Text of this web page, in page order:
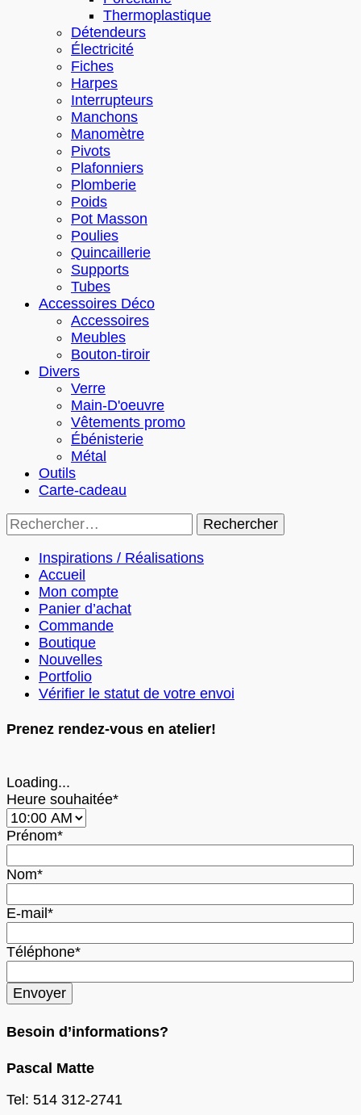
Thermoplastique
Détendeurs
Électricité
Fiches
Harpes
Interrupteurs
Manchons
Manomètre
Pivots
Plafonniers
Plomberie
Poids
Pot Masson
Poulies
Quincaillerie
Supports
Tubes
Accessoires Déco
Accessoires
Meubles
Bouton-tiroir
Divers
Verre
Main-D'oeuvre
Vêtements promo
Ébénisterie
Métal
Outils
Carte-cadeau
Rechercher :
Inspirations / Réalisations
Accueil
Mon compte
Panier d’achat
Commande
Boutique
Nouvelles
Portfolio
Vérifier le statut de votre envoi
Prenez rendez-vous en atelier!
Loading...
Heure souhaitée*
Prénom*
Nom*
E-mail*
Téléphone*
Besoin d’informations?
Pascal Matte
Tel: 514 312-2741